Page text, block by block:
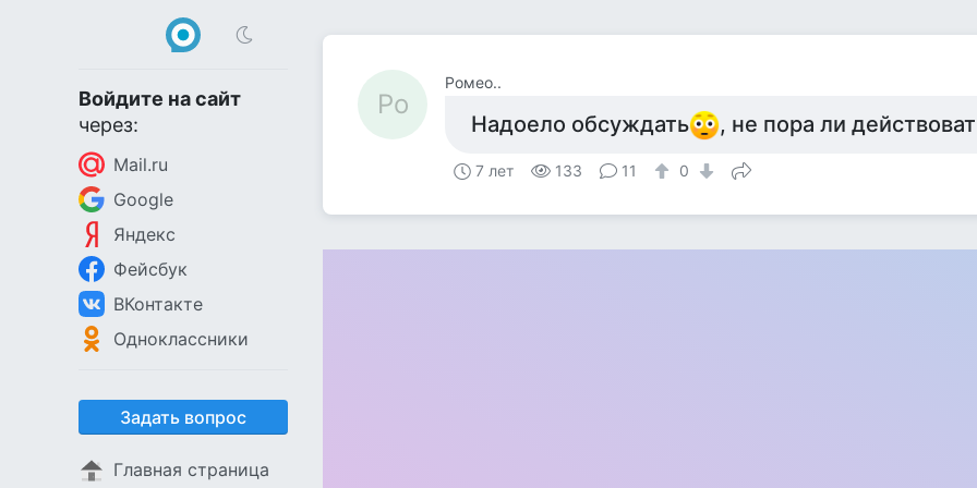
Войдите на сайт
через:
Mail.ru
Google
Яндекс
Фейсбук
ВКонтакте
Одноклассники
Задать вопрос
Главная страница
Ро
Ромео..
Надоело обсуждать , не пора ли
7 лет 133 11 0